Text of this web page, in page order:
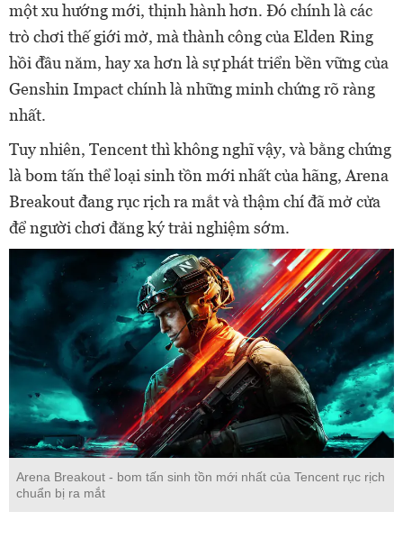
một xu hướng mới, thịnh hành hơn. Đó chính là các
trò chơi thế giới mở, mà thành công của Elden Ring
hồi đầu năm, hay xa hơn là sự phát triển bền vững của
Genshin Impact chính là những minh chứng rõ ràng
nhất.
Tuy nhiên, Tencent thì không nghĩ vậy, và bằng chứng
là bom tấn thể loại sinh tồn mới nhất của hãng, Arena
Breakout đang rục rịch ra mắt và thậm chí đã mở cửa
để người chơi đăng ký trải nghiệm sớm.
Arena Breakout - bom tấn sinh tồn mới nhất của Tencent rục rịch
chuẩn bị ra mắt